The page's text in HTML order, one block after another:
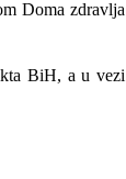
Doma zdravlja
BiH, a u vezi